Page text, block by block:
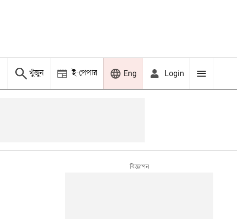
খুঁজুন ই-পেপার Eng Login